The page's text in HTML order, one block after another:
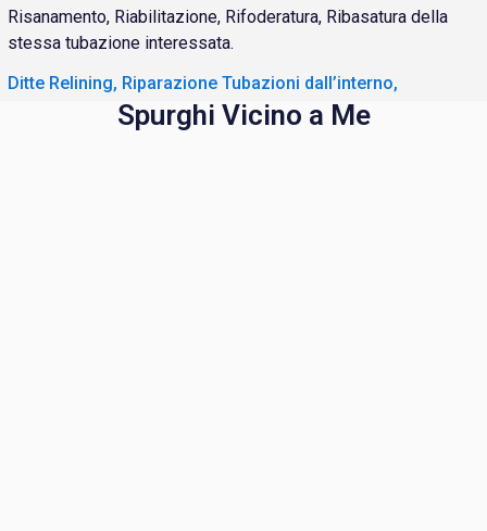
Risanamento, Riabilitazione, Rifoderatura, Ribasatura della
stessa tubazione interessata.
Ditte Relining, Riparazione Tubazioni dall’interno,
Spurghi Vicino a Me